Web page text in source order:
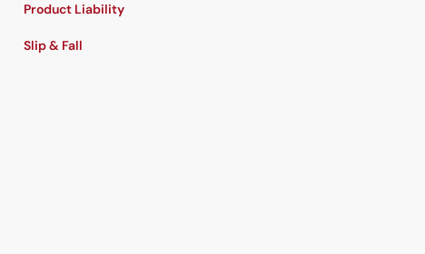
Product Liability
Slip & Fall